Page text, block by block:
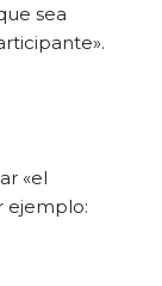
sea
«el
ejemplo: